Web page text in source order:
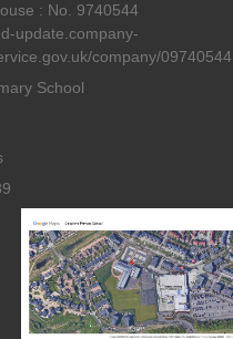
: No. 9740544
update.company-
company/09740544
School